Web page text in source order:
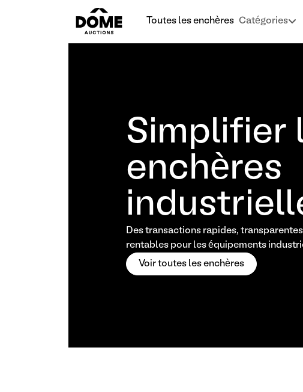
Toutes les enchères Catégories
Simplifier
enchères
Des transactions rapides,
rentables pour les équipements
Voir toutes les enchères